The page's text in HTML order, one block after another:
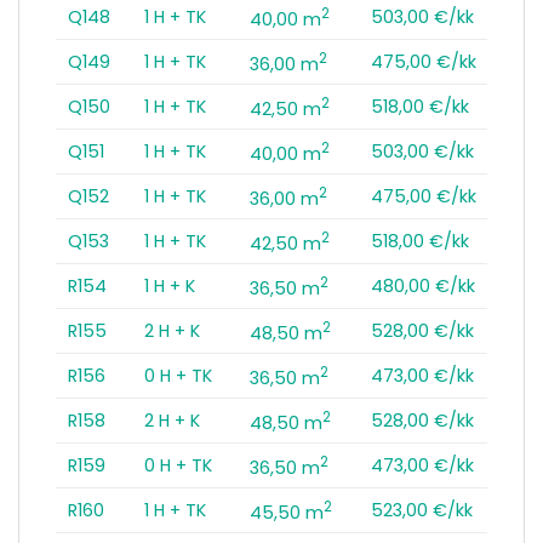
Q148
1 H + TK 40,00 m2
503,00 €/kk
Q149
1 H + TK 36,00 m2
475,00 €/kk
Q150
1 H + TK 42,50 m2
518,00 €/kk
Q151
1 H + TK 40,00 m2
503,00 €/kk
Q152
1 H + TK 36,00 m2
475,00 €/kk
Q153
1 H + TK 42,50 m2
518,00 €/kk
R154
1 H + K 36,50 m2
480,00 €/kk
R155
2 H + K 48,50 m2
528,00 €/kk
R156
0 H + TK 36,50 m2
473,00 €/kk
R158
2 H + K 48,50 m2
528,00 €/kk
R159
0 H + TK 36,50 m2
473,00 €/kk
R160
1 H + TK 45,50 m2
523,00 €/kk